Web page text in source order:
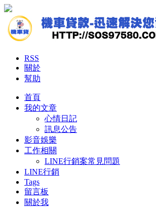
RSS
關於
幫助
首頁
我的文章
心情日記
訊息公告
影音娛樂
工作相關
LINE行銷案常見問題
LINE行銷
Tags
留言板
關於我